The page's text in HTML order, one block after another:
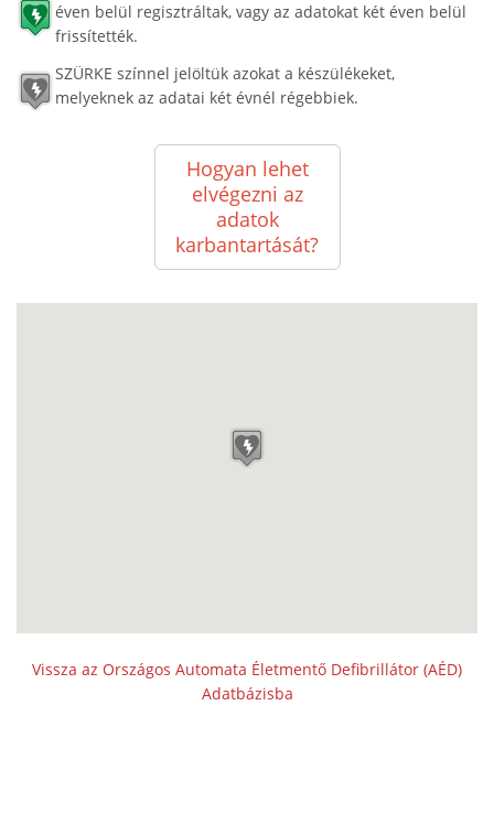
éven belül regisztráltak, vagy az adatokat két éven belül
frissítették.
SZÜRKE színnel jelöltük azokat a készülékeket,
melyeknek az adatai két évnél régebbiek.
Hogyan lehet
elvégezni az
adatok
karbantartását?
Vissza az Országos Automata Életmentő Defibrillátor (AÉD)
Adatbázisba